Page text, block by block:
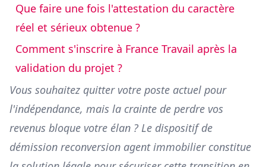
Que faire une fois l'attestation du caractère
réel et sérieux obtenue ?
Comment s'inscrire à France Travail après la
validation du projet ?
Vous souhaitez quitter votre poste actuel pour
l'indépendance, mais la crainte de perdre vos
revenus bloque votre élan ? Le dispositif de
démission reconversion agent immobilier constitue